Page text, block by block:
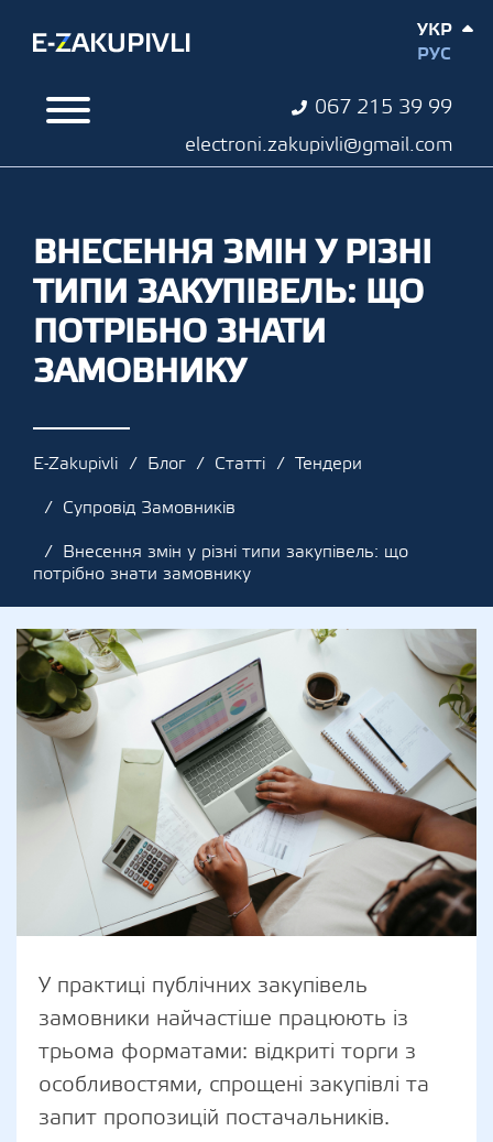
067 215 39 99
electroni.zakupivli@gmail.com
УКР
РУС
ВНЕСЕННЯ ЗМІН У РІЗНІ
ТИПИ ЗАКУПІВЕЛЬ: ЩО
ПОТРІБНО ЗНАТИ
ЗАМОВНИКУ
E-Zakupivli Блог Статті
Тендери
Супровід Замовників
Внесення змін у різні типи закупівель: що
потрібно знати замовнику
У практиці публічних закупівель
замовники найчастіше працюють із
трьома форматами: відкриті торги з
особливостями, спрощені закупівлі та
запит пропозицій постачальників.